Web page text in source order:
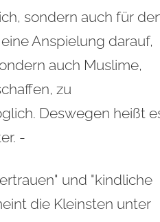
sondern auch für
Anspielung darauf,
auch Muslime,
zu
Deswegen heißt
-
und "kindliche
die Kleinsten unter